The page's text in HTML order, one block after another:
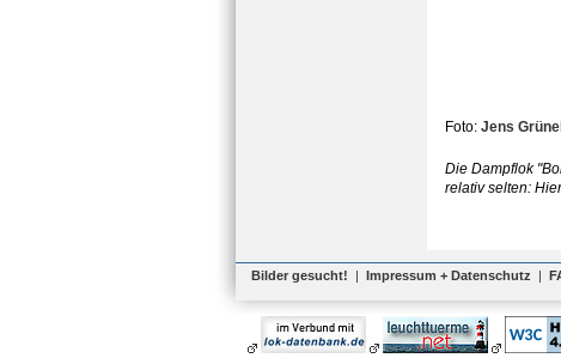
Foto: Jens
Die Dampflok
relativ selten:
Bilder gesucht! | Impressum + Datenschutz |